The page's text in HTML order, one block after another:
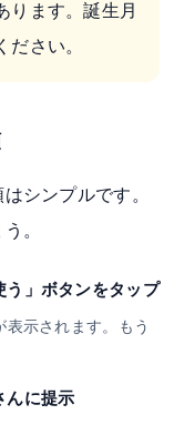
ります。誕生月
さい。
シンプルです。
。
う」ボタンをタップ
表示されます。もう
んに提示